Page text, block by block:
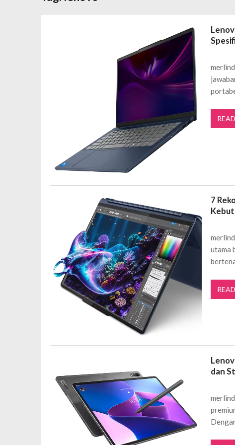
Mengapa Pendapatan AdSense Kecil?
Sewa Tenda Roder Malang Terbaik
Desain Banner Toko Alat Listrik Tinggal
Daftar Aplikasi Saham Resmi Terdaftar
7
utama
dan